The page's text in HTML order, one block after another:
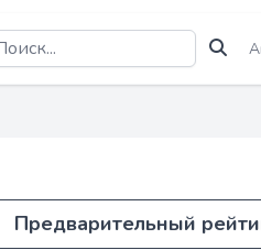
Предварительный